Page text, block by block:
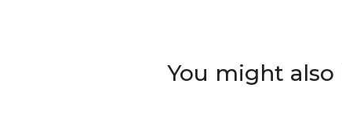
You might